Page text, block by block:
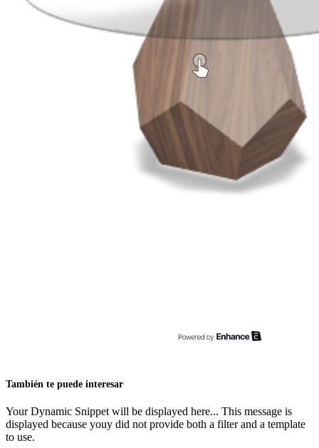
También te puede interesar
Your Dynamic Snippet will be displayed here... This message is
displayed because youy did not provide both a filter and a template
to use.